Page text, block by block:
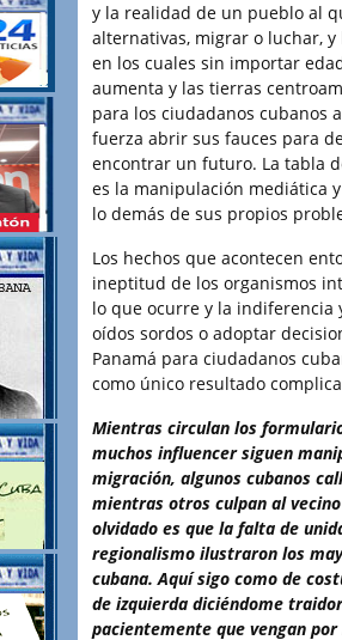
y la realidad de un pueblo al
alternativas, migrar o luchar,
en los cuales sin importar
aumenta y las tierras
para los ciudadanos cubanos
fuerza abrir sus fauces para
encontrar un futuro. La tabla
es la manipulación mediática
lo demás de sus propios
Los hechos que acontecen
ineptitud de los organismos
lo que ocurre y la indiferencia
oídos sordos o adoptar
Panamá para ciudadanos
como único resultado
Mientras circulan los
muchos influencer siguen
migración, algunos cubanos
mientras otros culpan al
olvidado es que la falta de
regionalismo ilustraron los
cubana. Aquí sigo como de
de izquierda diciéndome
pacientemente que vengan por